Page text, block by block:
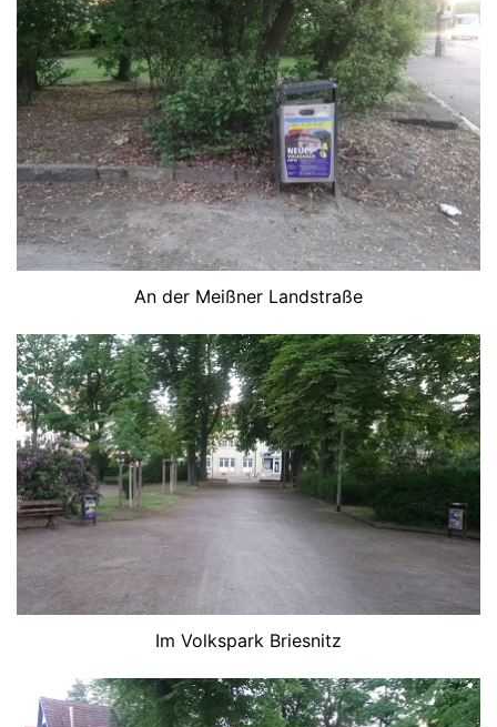
An der Meißner Landstraße
Im Volkspark Briesnitz